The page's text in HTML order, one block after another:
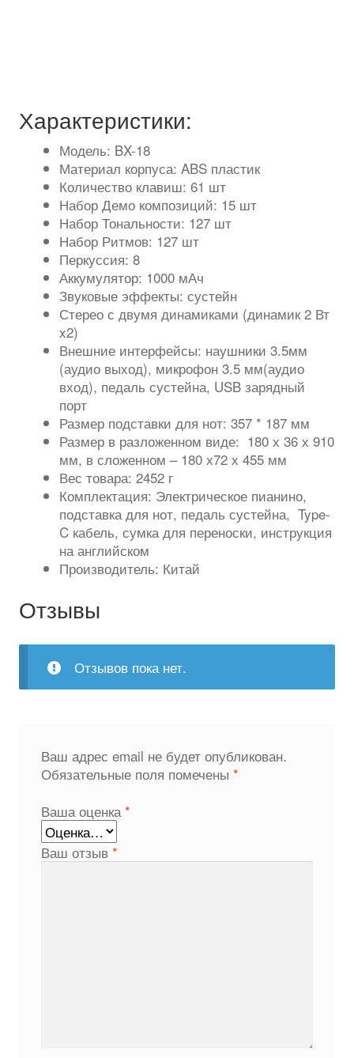
Характеристики:
Модель: BX-18
Материал корпуса: ABS пластик
Количество клавиш: 61 шт
Набор Демо композиций: 15 шт
Набор Тональности: 127 шт
Набор Ритмов: 127 шт
Перкуссия: 8
Аккумулятор: 1000 мАч
Звуковые эффекты: сустейн
Стерео с двумя динамиками (динамик 2 Вт
x2)
Внешние интерфейсы: наушники 3.5мм
(аудио выход), микрофон 3.5 мм(аудио
вход), педаль сустейна, USB зарядный
порт
Размер подставки для нот: 357 * 187 мм
Размер в разложенном виде: 180 х 36 х 910
мм, в сложенном – 180 х72 х 455 мм
Вес товара: 2452 г
Комплектация: Электрическое пианино,
подставка для нот, педаль сустейна, Type-
C кабель, сумка для переноски, инструкция
на английском
Производитель: Китай
Отзывы
Отзывов пока нет.
Ваш адрес email не будет опубликован.
Обязательные поля помечены *
Ваша оценка *
Ваш отзыв *